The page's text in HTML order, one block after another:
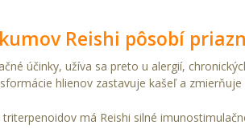
Reishi pôsobí
účinky, užíva sa preto u alergií,
hlienov zastavuje kašeľ a zmierňuje
má Reishi silné